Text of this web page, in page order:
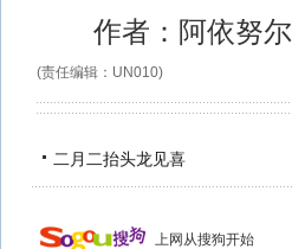
作者：阿依努尔
(责任编辑：UN010)
二月二抬头龙见喜
上网从搜狗开始